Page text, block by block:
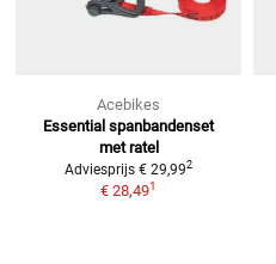
Acebikes
Essential spanbandenset
met ratel
Adviesprijs € 29,992
€ 28,491